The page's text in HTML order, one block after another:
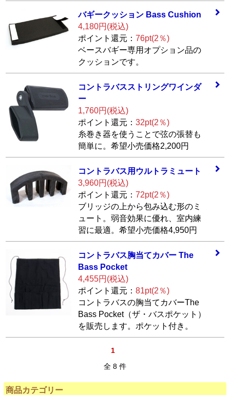
バギークッションBass Cushion
4,180円(税込)
ポイント還元： 76pt(2％)
ベースバギー専用オプション品の
クッションです。
コントラバススト リングワインダ
ー
1,760円(税込)
ポイント還元： 32pt(2％)
糸巻き器を使うことで弦の張替も
簡単に。希望小売価格2,200円
コントラバス用ウルトラミュート
3,960円(税込)
ポイント還元： 72pt(2％)
ブリッジの上から包み込む形のミ
ュート。弱音効果に優れ、室内練
習に最適。希望小売価格4,950円
コントラバス胸当てカバー The
Bass Pocket
4,455円(税込)
ポイント還元： 81pt(2％)
コントラバスの胸当てカバーThe
Bass Pocket（ザ・バスポケット）
を販売します。ポケット付き。
1
全 8 件
商品カテゴリー